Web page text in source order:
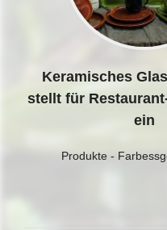
Keramisches
stellt für
ein
Produkte -